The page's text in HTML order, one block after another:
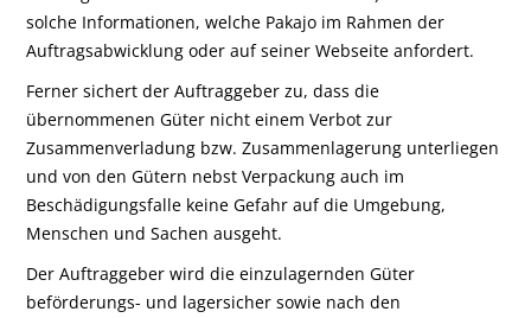
solche Informationen, welche Pakajo im Rahmen der
Auftragsabwicklung oder auf seiner Webseite anfordert.
Ferner sichert der Auftraggeber zu, dass die
übernommenen Güter nicht einem Verbot zur
Zusammenverladung bzw. Zusammenlagerung unterliegen
und von den Gütern nebst Verpackung auch im
Beschädigungsfalle keine Gefahr auf die Umgebung,
Menschen und Sachen ausgeht.
Der Auftraggeber wird die einzulagernden Güter
beförderungs- und lagersicher sowie nach den